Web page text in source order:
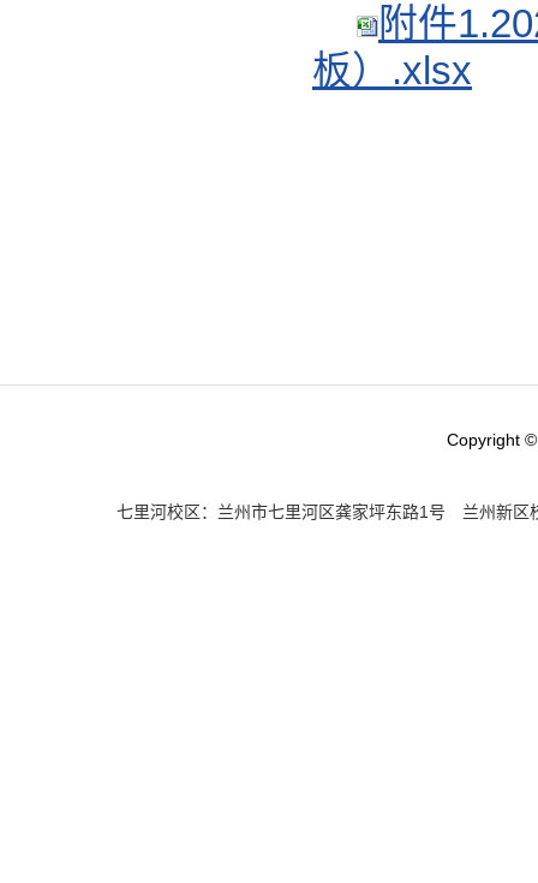
附件
板）.xlsx
Copyright
七里河校区：兰州市七里河区龚家坪东路1号 兰州新